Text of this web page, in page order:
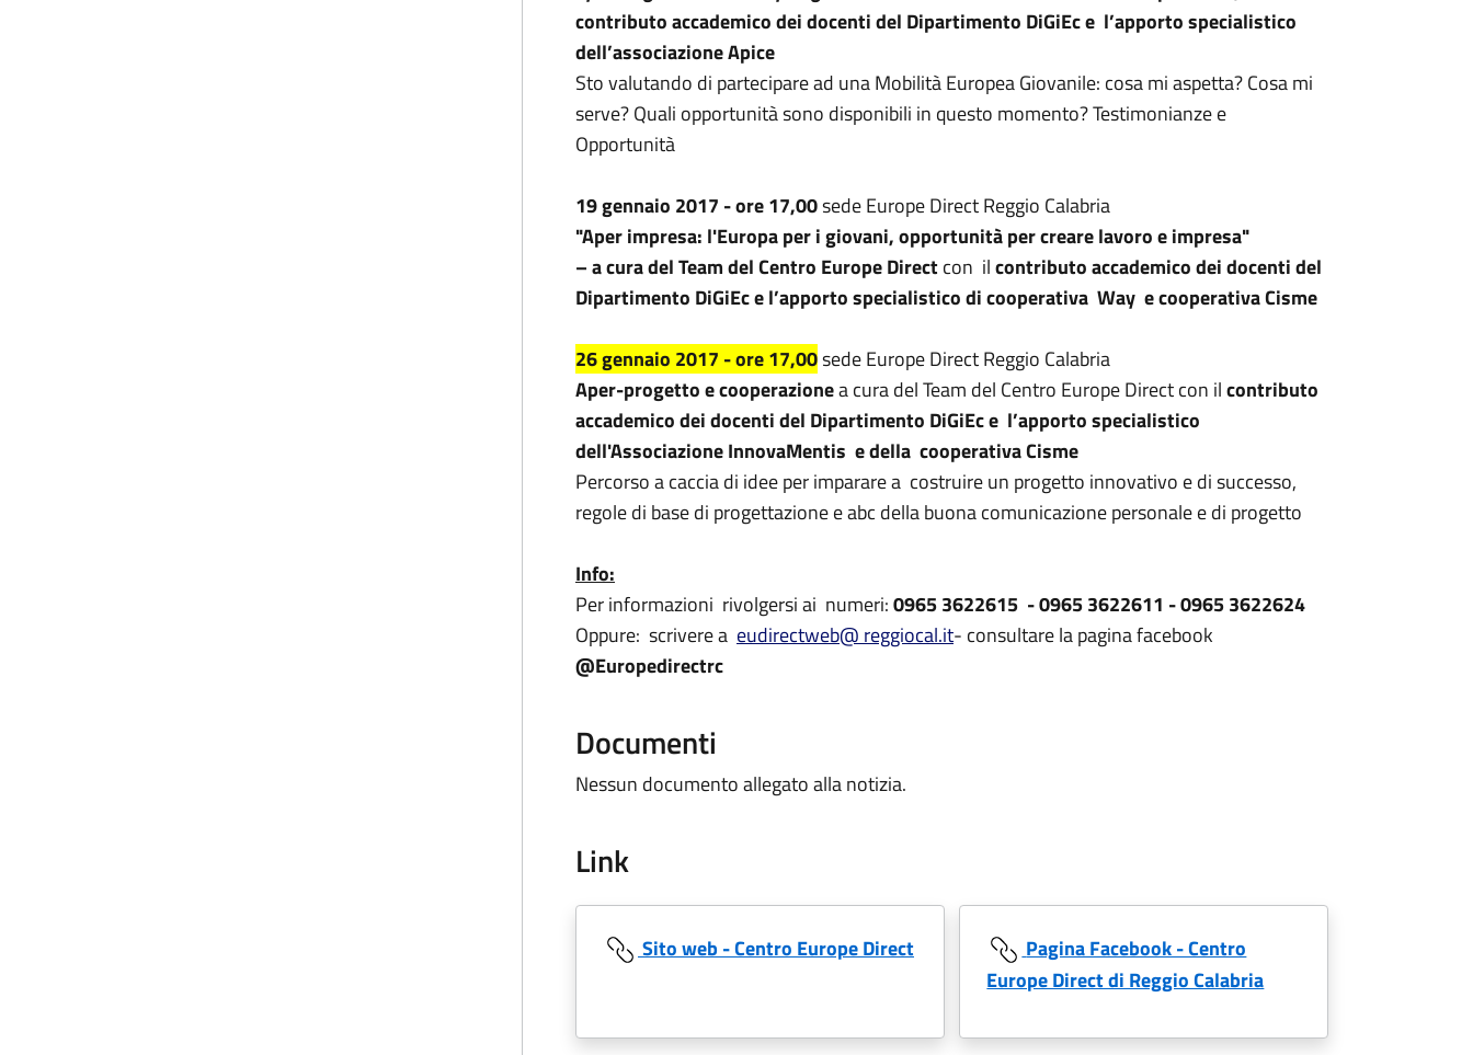
contributo accademico dei docenti del Dipartimento DiGiEc e l’apporto specialistico
dell’associazione Apice
Sto valutando di partecipare ad una Mobilità Europea Giovanile: cosa mi aspetta? Cosa mi
serve? Quali opportunità sono disponibili in questo momento? Testimonianze e
Opportunità
19 gennaio 2017 - ore 17,00sede Europe Direct Reggio Calabria
"Aper impresa: l'Europa per i giovani, opportunità per creare lavoro e impresa"
–a cura del Team del Centro Europe Directcon ilcontributo accademico dei docenti del
Dipartimento DiGiEc e l’apporto specialistico di cooperativa Way e cooperativa Cisme
26 gennaio 2017 - ore 17,00sede Europe Direct Reggio Calabria
Aper-progetto e cooperazionea cura del Team del Centro Europe Direct con ilcontributo
accademico dei docenti del Dipartimento DiGiEce l’apporto specialistico
dell'Associazione InnovaMentis e della cooperativa Cisme
Percorso a caccia di idee per imparare a costruire un progetto innovativo e di successo,
regole di base di progettazione e abc della buona comunicazione personale e di progetto
Info:
Per informazioni rivolgersi ai numeri:0965 3622615 - 0965 3622611 - 0965 3622624
Oppure: scrivere a eudirectweb@ reggiocal.it- consultare la pagina facebook
@Europedirectrc
Documenti
Nessun documento allegato alla notizia.
Link
Sito web - Centro Europe Direct
Pagina Facebook - Centro
Europe Direct di Reggio Calabria